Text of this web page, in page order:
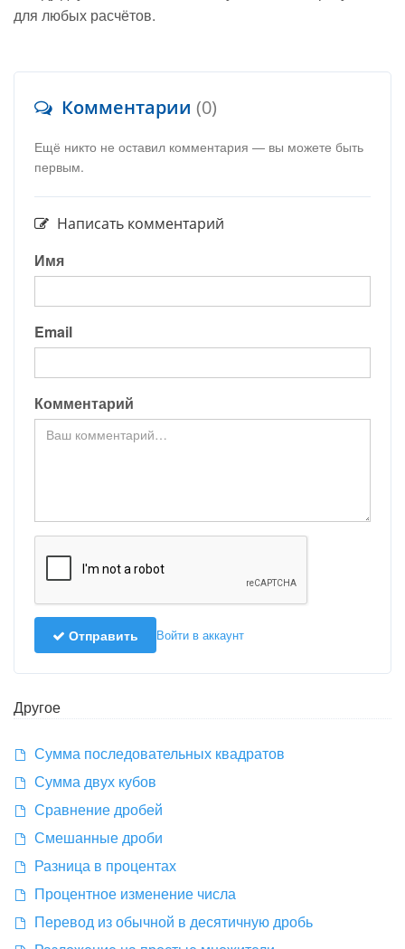
для любых расчётов.
Комментарии (0)
Ещё никто не оставил комментария — вы можете быть
первым.
Написать комментарий
Имя
Email
Комментарий
Отправить Войти в аккаунт
Другое
Сумма последовательных квадратов
Сумма двух кубов
Сравнение дробей
Смешанные дроби
Разница в процентах
Процентное изменение числа
Перевод из обычной в десятичную дробь